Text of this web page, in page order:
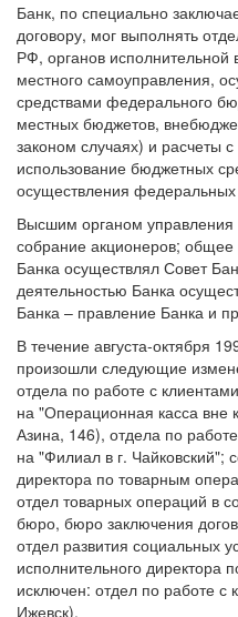
Банк, по специально
договору, мог выполнять
РФ, органов исполнительной
местного самоуправления,
средствами федерального
местных бюджетов,
законом случаях) и расчеты
использование бюджетных
осуществления
Высшим органом
собрание акционеров; общее
Банка осуществлял Совет
деятельностью Банка
Банка – правление Банка и
В течение августа-октября
произошли следующие
отдела по работе с
на "Операционная касса вне
Азина, 146), отдела по
на "Филиал в г. Чайковский";
директора по товарным
отдел товарных операций в
бюро, бюро заключения
отдел развития социальных
исполнительного директора
исключен: отдел по работе
Ижевск).